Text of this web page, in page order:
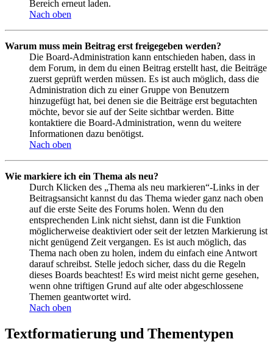
Bereich erneut laden.
Nach oben
Warum muss mein Beitrag erst freigegeben werden?
Die Board-Administration kann entschieden haben, dass in
dem Forum, in dem du einen Beitrag erstellt hast, die Beiträge
zuerst geprüft werden müssen. Es ist auch möglich, dass die
Administration dich zu einer Gruppe von Benutzern
hinzugefügt hat, bei denen sie die Beiträge erst begutachten
möchte, bevor sie auf der Seite sichtbar werden. Bitte
kontaktiere die Board-Administration, wenn du weitere
Informationen dazu benötigst.
Nach oben
Wie markiere ich ein Thema als neu?
Durch Klicken des „Thema als neu markieren“-Links in der
Beitragsansicht kannst du das Thema wieder ganz nach oben
auf die erste Seite des Forums holen. Wenn du den
entsprechenden Link nicht siehst, dann ist die Funktion
möglicherweise deaktiviert oder seit der letzten Markierung ist
nicht genügend Zeit vergangen. Es ist auch möglich, das
Thema nach oben zu holen, indem du einfach eine Antwort
darauf schreibst. Stelle jedoch sicher, dass du die Regeln
dieses Boards beachtest! Es wird meist nicht gerne gesehen,
wenn ohne triftigen Grund auf alte oder abgeschlossene
Themen geantwortet wird.
Nach oben
Textformatierung und Thementypen